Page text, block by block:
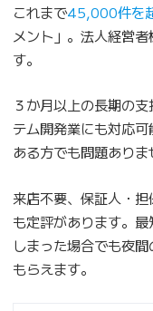
これまで45,000件を
メント」。法人経営
す。
３か月以上の長期の
テム開発業にも対応
ある方でも問題ありま
来店不要、保証人・
も定評があります。
しまった場合でも夜
もらえます。